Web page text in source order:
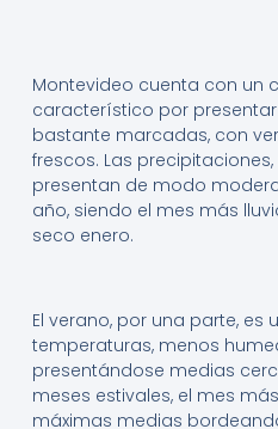
Montevideo cuenta con un
característico por
bastante marcadas, con
frescos. Las
presentan de modo
año, siendo el mes más
seco enero.
El verano, por una parte,
temperaturas, menos
presentándose medias
meses estivales, el mes
máximas medias